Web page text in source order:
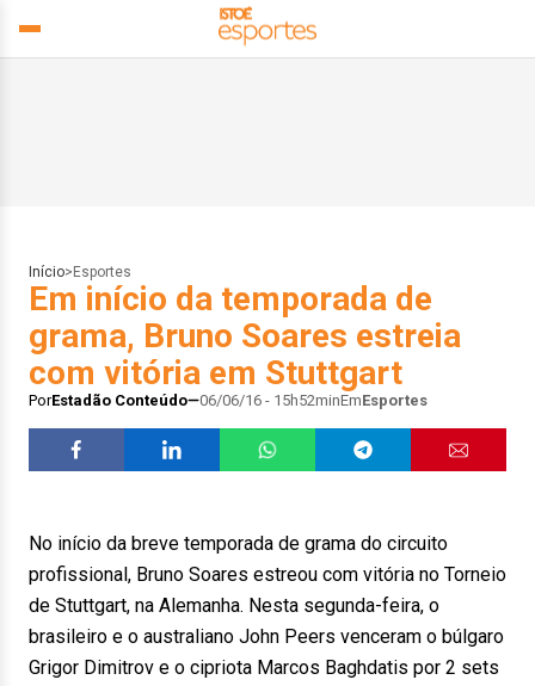
Início> Esportes
Em início da temporada de
grama, Bruno Soares estreia
com vitória em Stuttgart
PorEstadão Conteúdo 06/06/16 - 15h52minEmEsportes
No início da breve temporada de grama do circuito
profissional, Bruno Soares estreou com vitória no Torneio
de Stuttgart, na Alemanha. Nesta segunda-feira, o
brasileiro e o australiano John Peers venceram o búlgaro
Grigor Dimitrov e o cipriota Marcos Baghdatis por 2 sets